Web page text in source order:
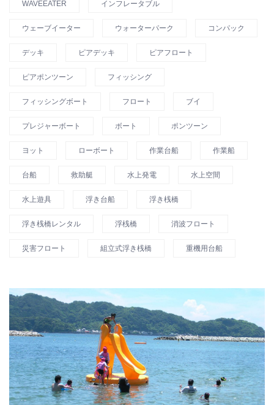
WAVEEATER インフレータブル
ウェーブイーター ウォーターパーク コンパック
デッキ ピアデッキ ピアフロート
ピアポンツーン フィッシング
フィッシングボート フロート ブイ
プレジャーボート ボート ポンツーン
ヨット ローボート 作業台船 作業船
台船 救助艇 水上発電 水上空間
水上遊具 浮き台船 浮き桟橋
浮き桟橋レンタル 浮桟橋 消波フロート
災害フロート 組立式浮き桟橋 重機用台船